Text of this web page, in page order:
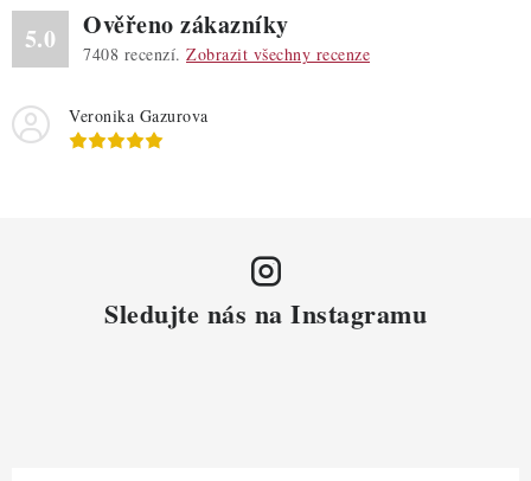
5.0 Ověřeno zákazníky
7408 recenzí. Zobrazit všechny recenze
Veronika Gazurova
Sledujte nás na Instagramu